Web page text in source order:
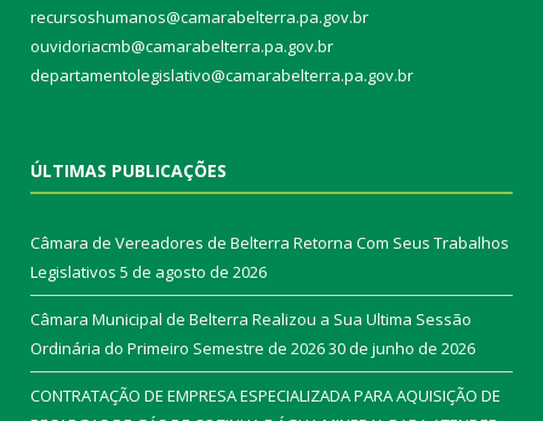
recursoshumanos@camarabelterra.pa.gov.br
ouvidoriacmb@camarabelterra.pa.gov.br
departamentolegislativo@camarabelterra.pa.gov.br
ÚLTIMAS PUBLICAÇÕES
Câmara de Vereadores de Belterra Retorna Com Seus Trabalhos
Legislativos 5 de agosto de 2026
Câmara Municipal de Belterra Realizou a Sua Ultima Sessão
Ordinária do Primeiro Semestre de 202630 de junho de 2026
CONTRATAÇÃO DE EMPRESA ESPECIALIZADA PARA AQUISIÇÃO DE